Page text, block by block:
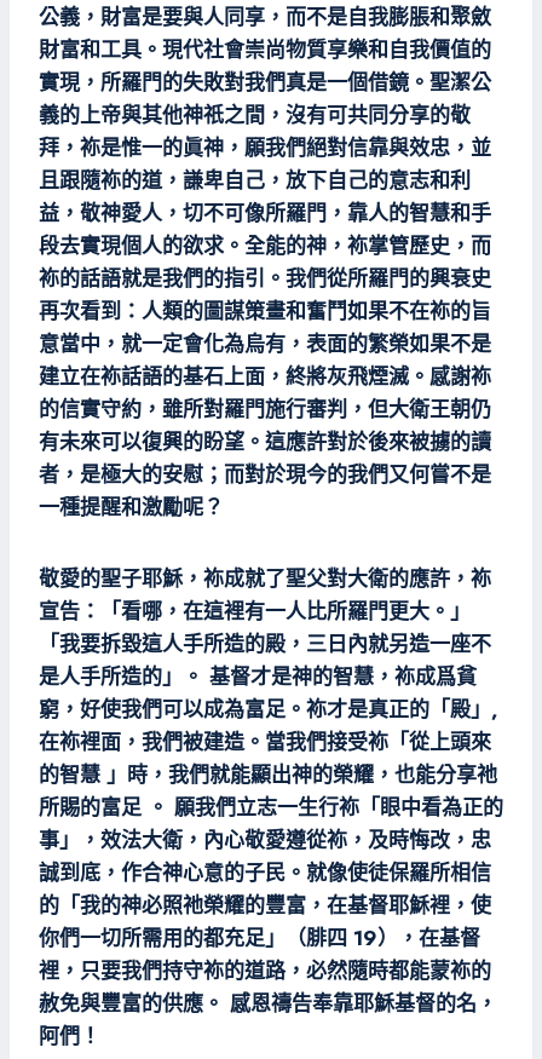
公義，財富是要與人同享，而不是自我膨脹和聚斂
財富和工具。現代社會崇尚物質享樂和自我價值的
實現，所羅門的失敗對我們真是一個借鏡。聖潔公
義的上帝與其他神祇之間，沒有可共同分享的敬
拜，袮是惟一的眞神，願我們絕對信靠與效忠，並
且跟隨袮的道，謙卑自己，放下自己的意志和利
益，敬神愛人，切不可像所羅門，靠人的智慧和手
段去實現個人的欲求。全能的神，袮掌管歷史，而
袮的話語就是我們的指引。我們從所羅門的興衰史
再次看到：人類的圖謀策畫和奮鬥如果不在袮的旨
意當中，就一定會化為烏有，表面的繁榮如果不是
建立在袮話語的基石上面，終將灰飛煙滅。感謝袮
的信實守約，雖所對羅門施行審判，但大衛王朝仍
有未來可以復興的盼望。這應許對於後來被擄的讀
者，是極大的安慰；而對於現今的我們又何嘗不是
一種提醒和激勵呢？
敬愛的聖子耶穌，袮成就了聖父對大衛的應許，袮
宣告：「看哪，在這裡有一人比所羅門更大。」
「我要拆毀這人手所造的殿，三日內就另造一座不
是人手所造的」。 基督才是神的智慧，袮成爲貧
窮，好使我們可以成為富足。袮才是真正的「殿」,
在袮裡面，我們被建造。當我們接受袮「從上頭來
的智慧 」時，我們就能顯出神的榮耀，也能分享祂
所賜的富足 。 願我們立志一生行袮「眼中看為正的
事」，效法大衛，內心敬愛遵從袮，及時悔改，忠
誠到底，作合神心意的子民。就像使徒保羅所相信
的「我的神必照祂榮耀的豐富，在基督耶穌裡，使
你們一切所需用的都充足」（腓四 19），在基督
裡，只要我們持守袮的道路，必然隨時都能蒙袮的
赦免與豐富的供應。 感恩禱告奉靠耶穌基督的名，
阿們！